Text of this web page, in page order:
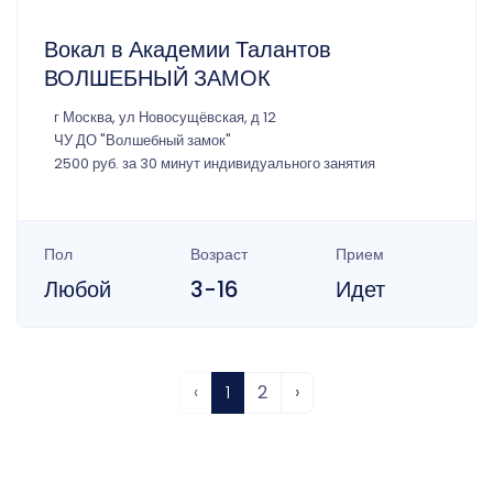
Вокал в Академии Талантов
ВОЛШЕБНЫЙ ЗАМОК
г Москва, ул Новосущёвская, д 12
ЧУ ДО "Волшебный замок"
2500 руб. за 30 минут индивидуального занятия
Пол
Любой
Возраст
3-16
Прием
Идет
‹ 1 2 ›